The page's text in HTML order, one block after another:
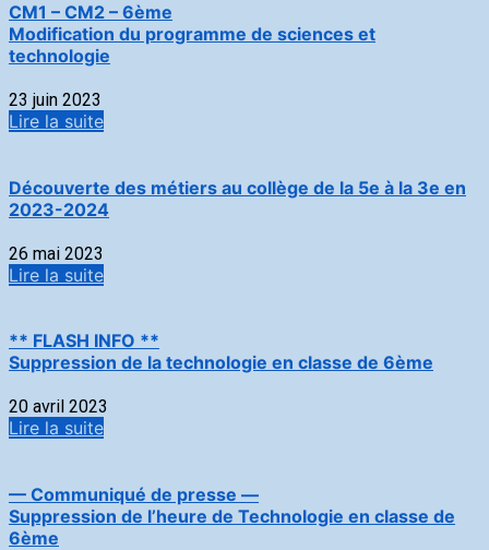
CM1 – CM2 – 6ème
Modification du programme de sciences et
technologie
23 juin 2023
Lire la suite
Découverte des métiers au collège de la 5e à la 3e en
2023-2024
26 mai 2023
Lire la suite
** FLASH INFO **
Suppression de la technologie en classe de 6ème
20 avril 2023
Lire la suite
— Communiqué de presse —
Suppression de l’heure de Technologie en classe de
6ème